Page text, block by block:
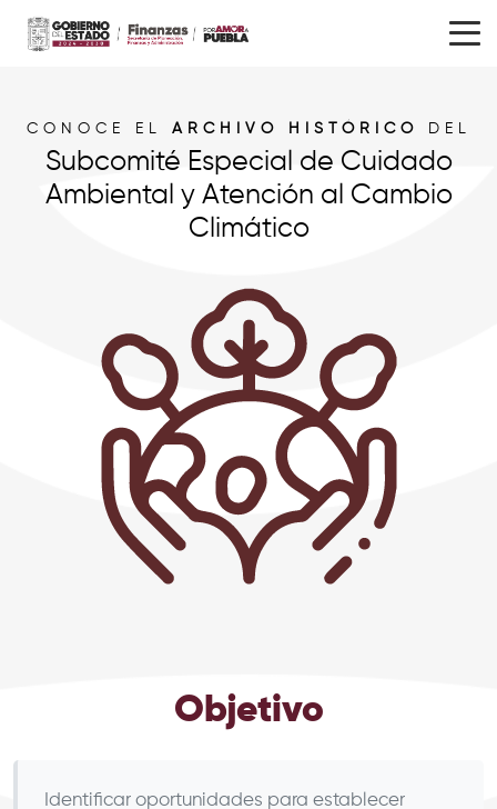
CONOCE EL ARCHIVO HISTÓRICO DEL
Subcomité Especial de Cuidado
Ambiental y Atención al Cambio
Climático
Objetivo
Identificar oportunidades para establecer